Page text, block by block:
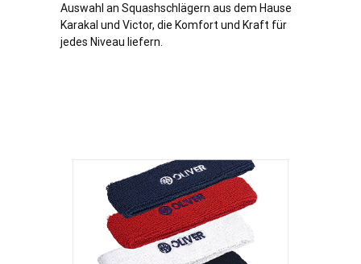
Auswahl an Squashschlägern aus dem Hause
Karakal und Victor, die Komfort und Kraft für
jedes Niveau liefern.